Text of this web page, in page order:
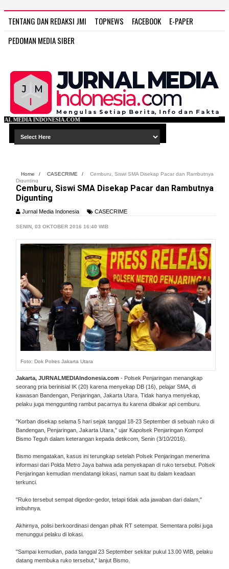
TENTANG DAN REDAKSI JMI TOPNEWS FACEBOOK
E-PAPER
PEDOMAN MEDIA SIBER
Home / CASECRIME /
Cemburu, Siswi SMA Disekap Pacar dan Rambutnya
Digunting
Cemburu, Siswi SMA Disekap Pacar dan Rambutnya
Digunting
Jurnal Media Indonesia CASECRIME
SENIN, 03 OKTOBER 2016 16:40 WIB
Foto: Dok Polres Jakarta Utara
Jakarta, JURNALMEDIAIndonesia.com - Polsek Penjaringan menangkap
seorang pria berinisial IK (20) karena menyekap DB (16), pelajar SMA, di
kawasan Bandengan, Penjaringan, Jakarta Utara. Tidak hanya menyekap,
pelaku juga menggunting rambut pacarnya itu karena dibakar api cemburu.
"Korban disekap selama 5 hari sejak tanggal 18-23 September di sebuah ruko di
Bandengan, Penjaringan, Jakarta Utara," ujar Kapolsek Penjaringan Kompol
Bismo Teguh dalam keterangan kepada detikcom, Senin (3/10/2016).
Bismo mengatakan, kasus ini terungkap setelah Polsek Penjaringan menerima
informasi dari Polda Metro Jaya bahwa ada penyekapan di ruko tersebut. Polsek
Penjaringan kemudian mendatangi lokasi, namun saat itu dalam keadaan
terkunci.
"Ruko tersebut sempat digedor-gedor, tetapi tidak ada jawaban dari dalam,"
imbuhnya.
Akhirnya, polisi berkoordinasi dengan pihak RT setempat. Sementara polisi juga
menunggui pelaku di lokasi.
"Sampai kemudian, pada tanggal 23 September sekitar pukul 13.00 WIB, pelaku
datang membuka ruko tersebut," lanjut Bismo.